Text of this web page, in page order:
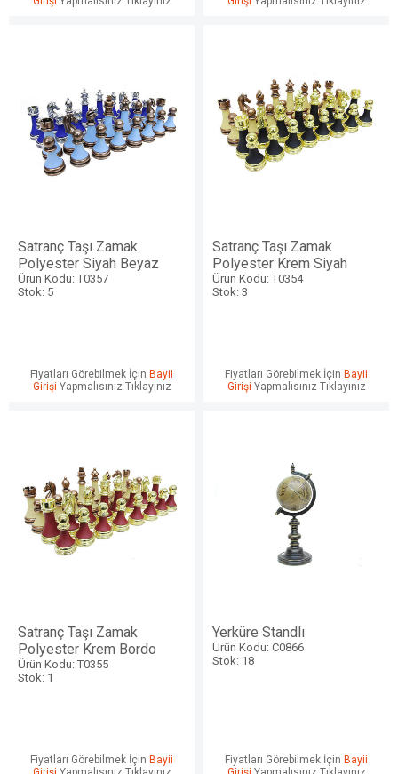
Satranç Taşı Zamak
Polyester Siyah Beyaz
Ürün Kodu: T0357
Stok: 5
Fiyatları Görebilmek İçin Bayii
Girişi Yapmalısınız Tıklayınız
Satranç Taşı Zamak
Polyester Krem Siyah
Ürün Kodu: T0354
Stok: 3
Fiyatları Görebilmek İçin Bayii
Girişi Yapmalısınız Tıklayınız
Satranç Taşı Zamak
Polyester Krem Bordo
Ürün Kodu: T0355
Stok: 1
Fiyatları Görebilmek İçin Bayii
Yerküre Standlı
Ürün Kodu: C0866
Stok: 18
Fiyatları Görebilmek İçin Bayii